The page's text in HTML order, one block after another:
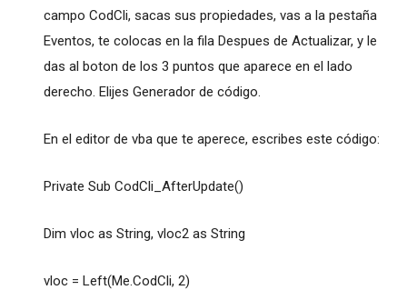
campo CodCli, sacas sus propiedades, vas a la pestaña
Eventos, te colocas en la fila Despues de Actualizar, y le
das al boton de los 3 puntos que aparece en el lado
derecho. Elijes Generador de código.
En el editor de vba que te aperece, escribes este código:
Private Sub CodCli_AfterUpdate()
Dim vloc as String, vloc2 as String
vloc = Left(Me.CodCli, 2)